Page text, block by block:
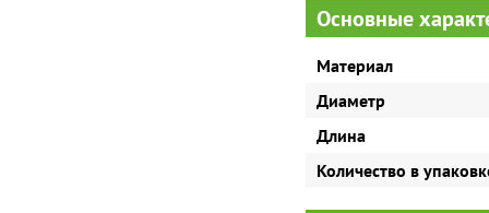
Основные
Материал
Диаметр
Длина
Количество в